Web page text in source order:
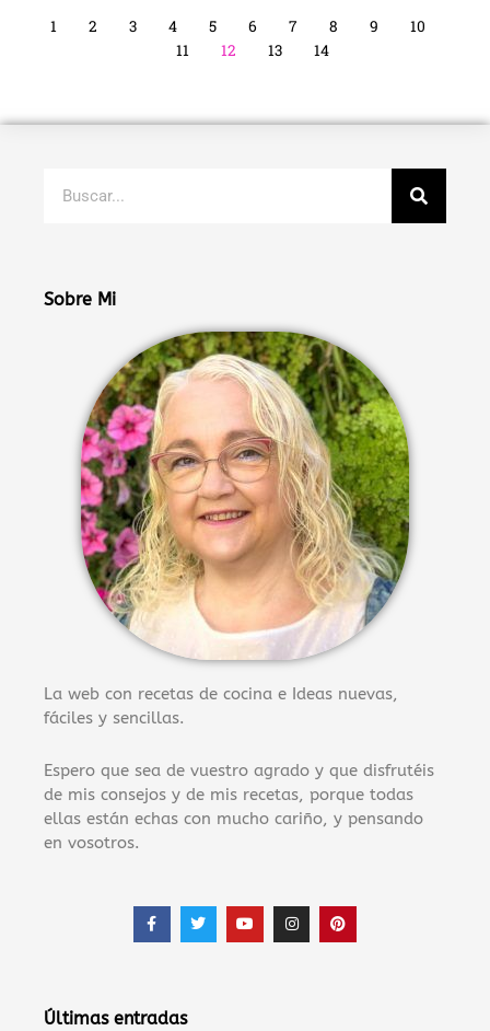
1 2 3 4 5 6 7 8 9
10
11
12 13 14
Sobre Mi
La web con recetas de cocina e Ideas nuevas,
fáciles y sencillas.
Espero que sea de vuestro agrado y que disfrutéis
de mis consejos y de mis recetas, porque todas
ellas están echas con mucho cariño, y pensando
en vosotros.
F
a
c
k
T
w
i
Y
o
u
I
n
s
P
i
n
Últimas entradas